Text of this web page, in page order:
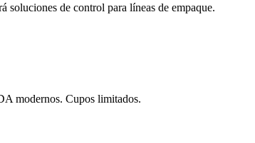
soluciones de control para líneas de empaque.
modernos. Cupos limitados.